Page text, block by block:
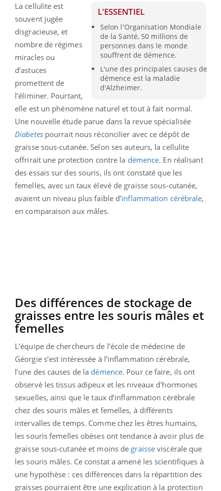
L'ESSENTIEL
Selon l'Organisation Mondiale
de la Santé, 50 millions de
personnes dans le monde
souffrent de démence.
L'une des principales causes de
démence est la maladie
d'Alzheimer.
La cellulite est
souvent jugée
disgracieuse, et
nombre de régimes
miracles ou
d’astuces
promettent de
l’éliminer. Pourtant,
elle est un phénomène naturel et tout à fait normal.
Une nouvelle étude parue dans la revue spécialisée
Diabetespourrait nous réconcilier avec ce dépôt de
graisse sous-cutanée. Selon ses auteurs, la cellulite
offrirait une protection contre la démence. En réalisant
des essais sur des souris, ils ont constaté que les
femelles, avec un taux élevé de graisse sous-cutanée,
avaient un niveau plus faible d’inflammation cérébrale,
en comparaison aux mâles.
Des différences de stockage de
graisses entre les souris mâles et
femelles
L’équipe de chercheurs de l’école de médecine de
Géorgie s’est intéressée à l’inflammation cérébrale,
l’une des causes de la démence. Pour ce faire, ils ont
observé les tissus adipeux et les niveaux d'hormones
sexuelles, ainsi que le taux d’inflammation cérébrale
chez des souris mâles et femelles, à différents
intervalles de temps. Comme chez les êtres humains,
les souris femelles obèses ont tendance à avoir plus de
graisse sous-cutanée et moins de graisse viscérale que
les souris mâles. Ce constat a amené les scientifiques à
une hypothèse : ces différences dans la répartition des
graisses pourraient être une explication à la protection